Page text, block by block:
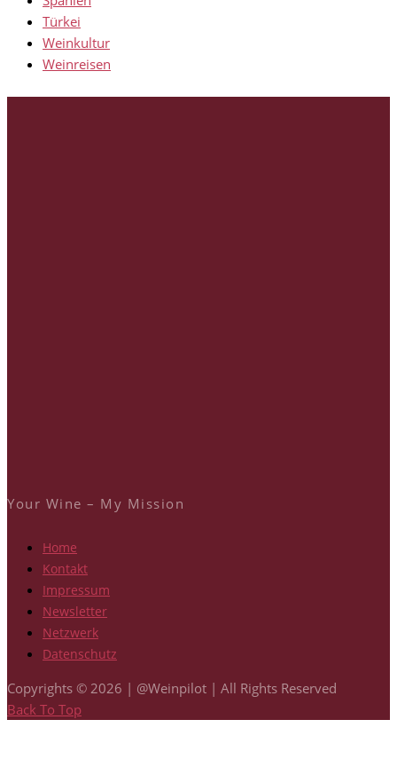
Türkei
Weinkultur
Weinreisen
Your Wine – My Mission
Home
Kontakt
Impressum
Newsletter
Netzwerk
Datenschutz
Copyrights © 2026 | @Weinpilot | All Rights Reserved
Back To Top